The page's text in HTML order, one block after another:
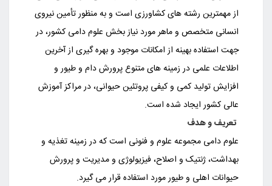
از مهمترین رشته های کشاورزی است و به منظور تأمین نیروی
انسانی متخصص و ماهر مورد نیاز بخش علوم دامی کشور، در
جهت استفاده بهینه از امکانات موجود و بهره گیری از آخرین
اطلاعات علمی در زمینه های متنوع پرورش دام و طیور و
افزایش تولید کمی و کیفی پروتئین حیوانی، در مراکز آموزش
عالی کشور ایجاد شده است.
تعریف و هدف
علوم دامی مجموعه علوم و فنونی است که در زمینه تغذیه و
بهداشت، ژنتیک و اصلاح، فیزیولوژی و مدیریت و پرورش
حیوانات اهلی و طیور مورد استفاده قرار می گیرد.